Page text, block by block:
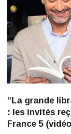
“La grande
: les invités
France 5